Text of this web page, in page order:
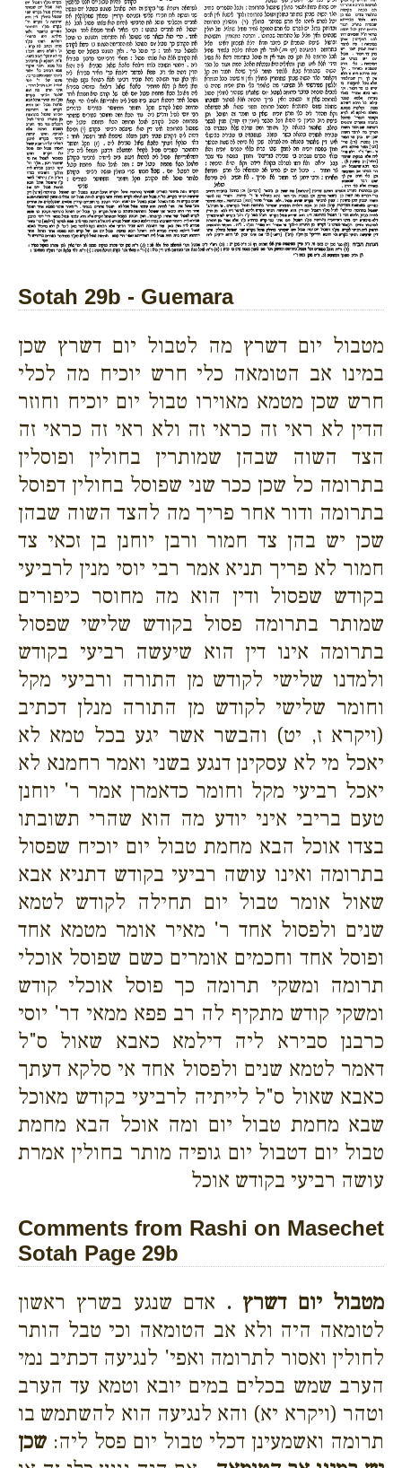
Sotah 29b - Guemara
מטבול יום דשרץ מה לטבול יום דשרץ שכן
במינו אב הטומאה כלי חרש יוכיח מה לכלי
חרש שכן מטמא מאוירו טבול יום יוכיח וחוזר
הדין לא ראי זה כראי זה ולא ראי זה כראי זה
הצד השוה שבהן שמותרין בחולין ופוסלין
בתרומה כל שכן ככר שני שפוסל בחולין דפוסל
בתרומה ודור אחר פריך מה להצד השוה שבהן
שכן יש בהן צד חמור ורבן יוחנן בן זכאי צד
חמור לא פריך תניא אמר רבי יוסי מנין לרביעי
בקודש שפסול ודין הוא מה מחוסר כיפורים
שמותר בתרומה פסול בקודש שלישי שפסול
בתרומה אינו דין הוא שיעשה רביעי בקודש
ולמדנו שלישי לקודש מן התורה ורביעי מקל
וחומר שלישי לקודש מן התורה מנלן דכתיב
(ויקרא ז, יט) והבשר אשר יגע בכל טמא לא
יאכל מי לא עסקינן דנגע בשני ואמר רחמנא לא
יאכל רביעי מקל וחומר כדאמרן אמר ר' יוחנן
טעם בריבי איני יודע מה הוא שהרי תשובתו
בצדו אוכל הבא מחמת טבול יום יוכיח שפסול
בתרומה ואינו עושה רביעי בקודש דתניא אבא
שאול אומר טבול יום תחילה לקודש לטמא
שנים ולפסול אחד ר' מאיר אומר מטמא אחד
ופוסל אחד וחכמים אומרים כשם שפוסל אוכלי
תרומה ומשקי תרומה כך פוסל אוכלי קודש
ומשקי קודש מתקיף לה רב פפא ממאי דר' יוסי
כרבנן סבירא ליה דילמא כאבא שאול ס"ל
דאמר לטמא שנים ולפסול אחד אי סלקא דעתך
כאבא שאול ס"ל לייתיה לרביעי בקודש מאוכל
שבא מחמת טבול יום ומה אוכל הבא מחמת
טבול יום דטבול יום גופיה מותר בחולין אמרת
עושה רביעי בקודש אוכל
Comments from Rashi on Masechet
Sotah Page 29b
מטבול יום דשרץ . אדם שנגע בשרץ ראשון
לטומאה היה ולא אב הטומאה וכי טבל הותר
לחולין ואסור לתרומה ואפי' לנגיעה דכתיב נמי
הערב שמש בכלים במים יובא וטמא עד הערב
וטהר (ויקרא יא) והא לנגיעה הוא להשתמש בו
תרומה ואשמעינן דכלי טבול יום פסל ליה: שכן